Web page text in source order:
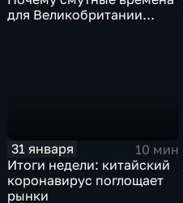
для Великобритании
31 января
10 мин
Итоги недели: китайский
коронавирус поглощает
рынки